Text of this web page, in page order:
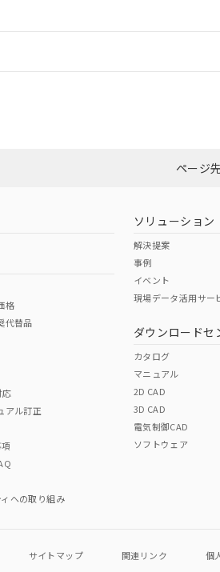
ダウンロードはこちら
Cr(VI)
通在庫等で未対応品が混在する可能性
へお問い合わせください。
（日本
そ
ページ
格
代替品
応
アル訂正
への取り組み
ソリューション
解決提案
事例
イベント
現場データ活用サー
ダウンロードセ
カタログ
マニュアル
2D CAD
3D CAD
電気制御CAD
ソフトウェア
サイトマップ 関連リンク 個